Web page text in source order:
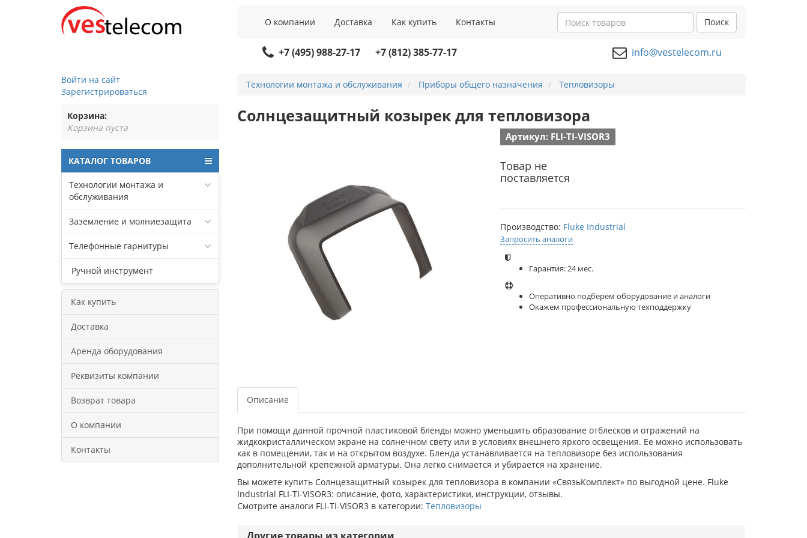
О компании Доставка Как купить Контакты Поиск
+7 (495) 988-27-17 +7 (812) 385-77-17 info@vestelecom.ru
Войти на сайт
Зарегистрироваться
Корзина:
Корзина пуста
КАТАЛОГ ТОВАРОВ
Технологии монтажа и
обслуживания
Заземление и молниезащита
Телефонные гарнитуры
Ручной инструмент
Как купить
Доставка
Аренда оборудования
Реквизиты компании
Возврат товара
О компании
Контакты
Технологии монтажа и обслуживания Приборы общего назначения Тепловизоры
Солнцезащитный козырек для тепловизора
Артикул: FLI-TI-VISOR3
Товар не
поставляется
Производство: Fluke Industrial
Запросить аналоги
Гарантия: 24 мес.
Оперативно подберём оборудование и аналоги
Окажем профессиональную техподдержку
Описание
При помощи данной прочной пластиковой бленды можно уменьшить образование отблесков и отражений на
жидкокристаллическом экране на солнечном свету или в условиях внешнего яркого освещения. Ее можно использовать
как в помещении, так и на открытом воздухе. Бленда устанавливается на тепловизоре без использования
дополнительной крепежной арматуры. Она легко снимается и убирается на хранение.
Вы можете купить Солнцезащитный козырек для тепловизора в компании «СвязьКомплект» по выгодной цене. Fluke
Industrial FLI-TI-VISOR3: описание, фото, характеристики, инструкции, отзывы.
Смотрите аналоги FLI-TI-VISOR3 в категории: Тепловизоры